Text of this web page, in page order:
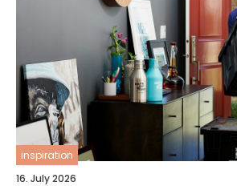
inspiration
16. July 2026